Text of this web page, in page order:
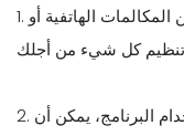
1. تجعل الحياة بسيطة - لا حاجة للتوفيق بين المكالمات الهاتفية أو
2. الوصول إلى المزيد من الأشخاص - باستخدام البرنامج، يمكن أن